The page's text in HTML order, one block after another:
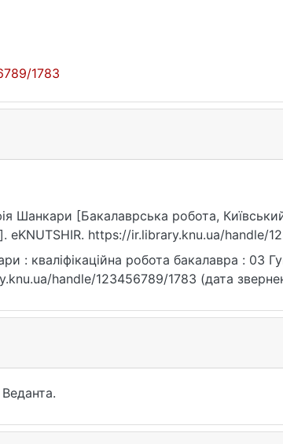
1783
Шанкари [Бакалаврська робота,
eKNUTSHIR. https://ir.library.knu.ua/handle/
: кваліфікаційна робота бакалавра : 03
handle/123456789/1783 (дата